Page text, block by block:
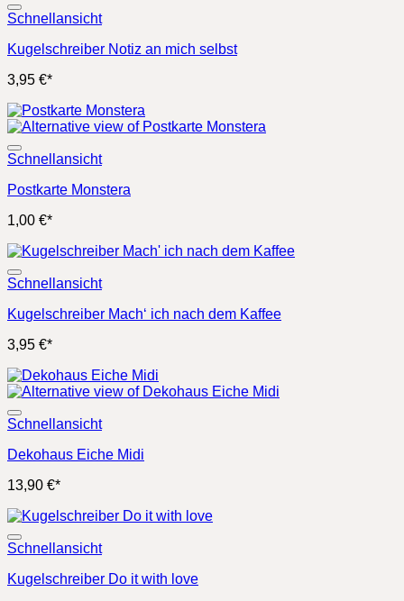
Schnellansicht
Kugelschreiber Notiz an mich selbst
3,95 €*
Schnellansicht
Postkarte Monstera
1,00 €*
Schnellansicht
Kugelschreiber Mach‘ ich nach dem Kaffee
3,95 €*
Schnellansicht
Dekohaus Eiche Midi
13,90 €*
Schnellansicht
Kugelschreiber Do it with love